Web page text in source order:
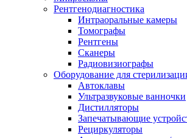
Рентгенодиагностика
Интраоральные камеры
Томографы
Рентгены
Сканеры
Радиовизиографы
Оборудование для
Автоклавы
Ультразвуковые ванночки
Дистилляторы
Запечатывающие
Рециркуляторы